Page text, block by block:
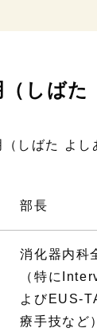
しばた
部長
消化器内科
（特に
よびEUS-
療手技など）